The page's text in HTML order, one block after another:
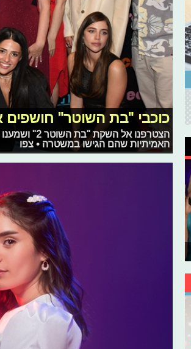
כוכבי "בת השוטר"
הצטרפנו אל
האמיתיות שהם הגישו במשטרה • צפו